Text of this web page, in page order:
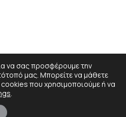
by MediaBox.
All rights
να σας προσφέρουμε την
μας. Μπορείτε να μάθετε
που χρησιμοποιούμε ή να
.